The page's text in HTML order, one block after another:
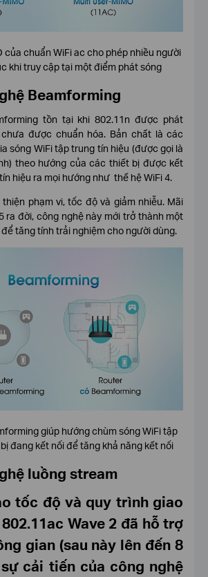
của chuẩn WiFi ac cho phép nhiều người
khi truy cập tại một điểm phát sóng
Beamforming
tồn tại khi 802.11n được phát
được chuẩn hóa. Bản chất là các
sóng WiFi tập trung tín hiệu (được gọi là
theo hướng của các thiết bị được kết
hiệu ra mọi hướng như thế hệ WiFi 4.
phạm vi, tốc độ và giảm nhiễu. Mãi
ra đời, công nghệ này mới trở thành một
tăng tính trải nghiệm cho người dùng.
giúp hướng chùm sóng WiFi tập
đang kết nối để tăng khả năng kết nối
luồng stream
tốc độ và quy trình giao
Wave 2 đã hỗ trợ
gian (sau này lên đến 8
cải tiến của công nghệ